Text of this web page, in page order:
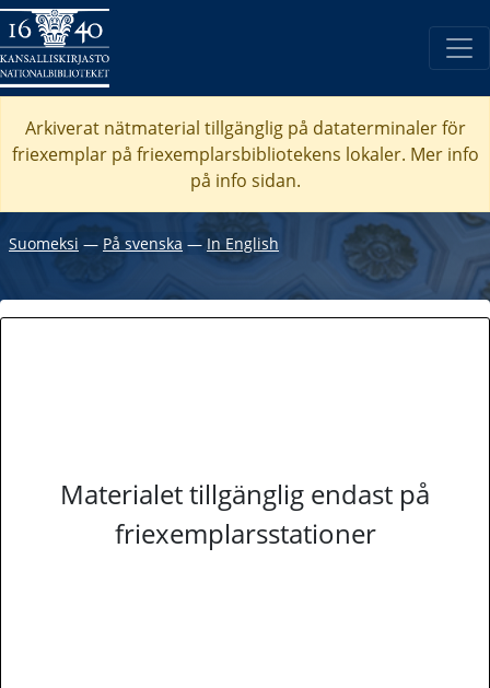
Arkiverat nätmaterial tillgänglig på dataterminaler för
friexemplar på friexemplarsbibliotekens lokaler. Mer info
på info sidan.
Suomeksi ― På svenska ― In English
Materialet tillgänglig endast på
friexemplarsstationer